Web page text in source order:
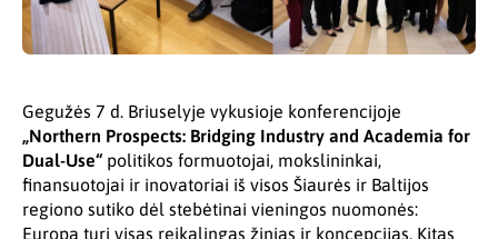
Gegužės 7 d. Briuselyje vykusioje konferencijoje
„Northern Prospects: Bridging Industry and Academia for
Dual-Use“ politikos formuotojai, mokslininkai,
finansuotojai ir inovatoriai iš visos Šiaurės ir Baltijos
regiono sutiko dėl stebėtinai vieningos nuomonės:
Europa turi visas reikalingas žinias ir koncepcijas. Kitas